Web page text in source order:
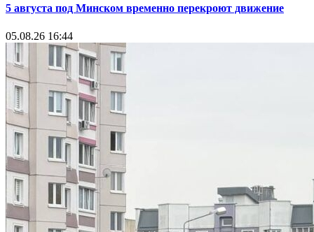
5 августа под Минском временно перекроют движение
05.08.26 16:44